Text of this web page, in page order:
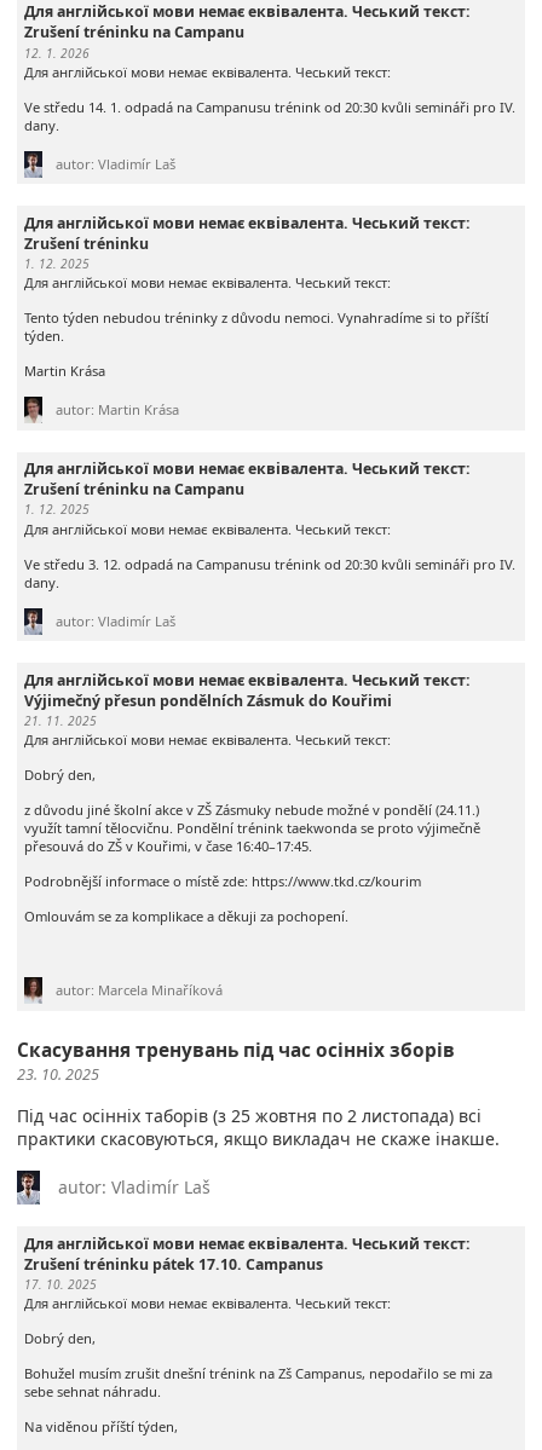
Для англійської мови немає еквівалента. Чеський текст:
Zrušení tréninku na Campanu
12. 1. 2026
Для англійської мови немає еквівалента. Чеський текст:
Ve středu 14. 1. odpadá na Campanusu trénink od 20:30 kvůli semináři pro IV.
dany.
autor: Vladimír Laš
Для англійської мови немає еквівалента. Чеський текст:
Zrušení tréninku
1. 12. 2025
Для англійської мови немає еквівалента. Чеський текст:
Tento týden nebudou tréninky z důvodu nemoci. Vynahradíme si to příští
týden.
Martin Krása
autor: Martin Krása
Для англійської мови немає еквівалента. Чеський текст:
Zrušení tréninku na Campanu
1. 12. 2025
Для англійської мови немає еквівалента. Чеський текст:
Ve středu 3. 12. odpadá na Campanusu trénink od 20:30 kvůli semináři pro IV.
dany.
autor: Vladimír Laš
Для англійської мови немає еквівалента. Чеський текст:
Výjimečný přesun pondělních Zásmuk do Kouřimi
21. 11. 2025
Для англійської мови немає еквівалента. Чеський текст:
Dobrý den,
z důvodu jiné školní akce v ZŠ Zásmuky nebude možné v pondělí (24.11.)
využít tamní tělocvičnu. Pondělní trénink taekwonda se proto výjimečně
přesouvá do ZŠ v Kouřimi, v čase 16:40–17:45.
Podrobnější informace o místě zde: https://www.tkd.cz/kourim
Omlouvám se za komplikace a děkuji za pochopení.
autor: Marcela Minaříková
Скасування тренувань під час осінніх зборів
23. 10. 2025
Під час осінніх таборів (з 25 жовтня по 2 листопада) всі
практики скасовуються, якщо викладач не скаже інакше.
autor: Vladimír Laš
Для англійської мови немає еквівалента. Чеський текст:
Zrušení tréninku pátek 17.10. Campanus
17. 10. 2025
Для англійської мови немає еквівалента. Чеський текст:
Dobrý den,
Bohužel musím zrušit dnešní trénink na Zš Campanus, nepodařilo se mi za
sebe sehnat náhradu.
Na viděnou příští týden,